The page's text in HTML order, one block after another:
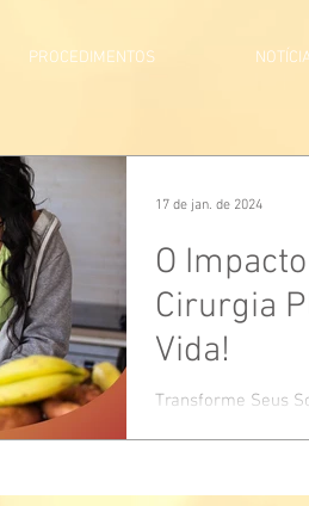
PROCEDIMENTOS
O
Cirurgia
Vida!
Transforme Seus
17 de jan. de 2024